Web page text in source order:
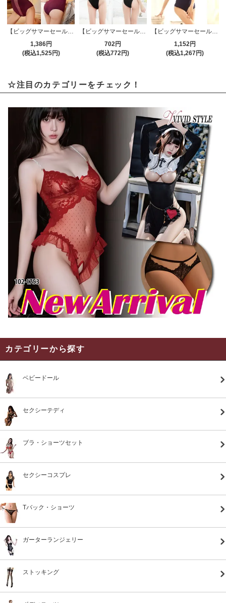
【ビッグサマーセール対象品】レオタード(LEOTARD) 004pp
1,386円
(税込1,525円)
【ビッグサマーセール対象品】レオタード(LEOTARD) 001bk
702円
(税込772円)
【ビッグサマーセール対象品】スイムウェア(SWIMWEAR) 001nb
1,152円
(税込1,267円)
☆注目のカテゴリーをチェック！
カテゴリーから探す
ベビードール
セクシーテディ
ブラ・ショーツセット
セクシーコスプレ
Tバック・ショーツ
ガーターランジェリー
ストッキング